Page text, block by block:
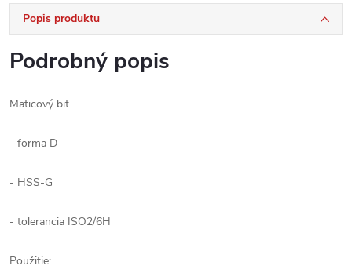
Popis produktu
Podrobný popis
Maticový bit
- forma D
- HSS-G
- tolerancia ISO2/6H
Použitie: